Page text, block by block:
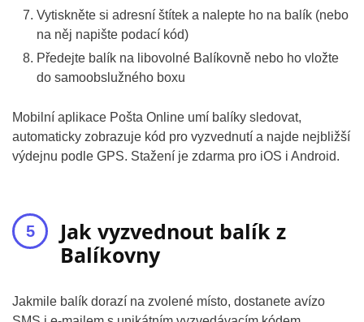
Vytiskněte si adresní štítek a nalepte ho na balík (nebo
na něj napište podací kód)
Předejte balík na libovolné Balíkovně nebo ho vložte
do samoobslužného boxu
Mobilní aplikace Pošta Online umí balíky sledovat,
automaticky zobrazuje kód pro vyzvednutí a najde nejbližší
výdejnu podle GPS. Stažení je zdarma pro iOS i Android.
Jak vyzvednout balík z
Balíkovny
Jakmile balík dorazí na zvolené místo, dostanete avízo